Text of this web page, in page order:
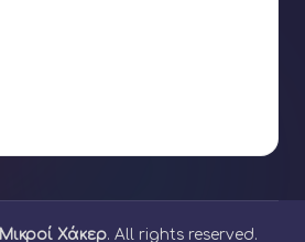
Μικροί Χάκερ. All rights reserved.